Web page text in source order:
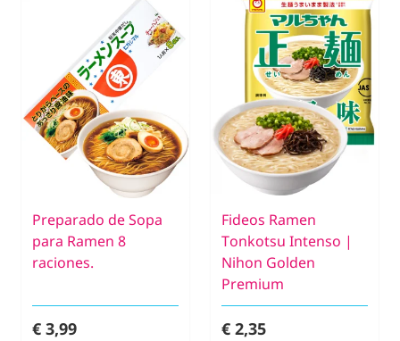
Preparado de Sopa
para Ramen 8
raciones.
€ 3,99
Fideos Ramen
Tonkotsu Intenso |
Nihon Golden
Premium
€ 2,35